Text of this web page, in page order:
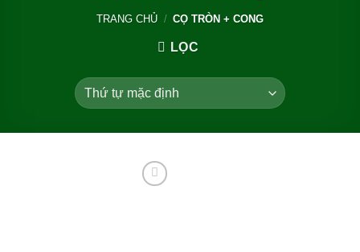
TRANG CHỦ / CỌ TRÒN + CONG
LỌC